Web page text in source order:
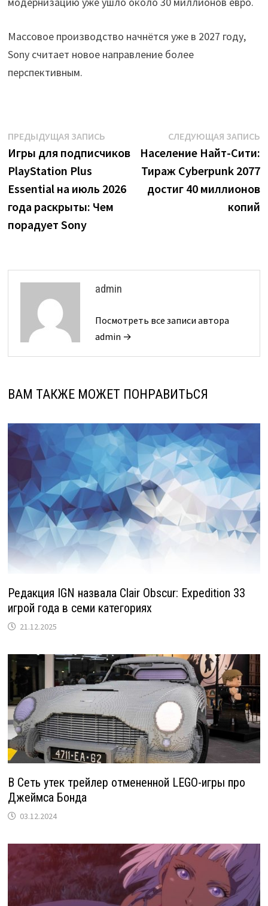
Массовое производство начнётся уже в 2027 году,
Sony считает новое направление более
перспективным.
Навигация
по
записям
ПРЕДЫДУЩАЯ ЗАПИСЬПредыдущая
запись:
Игры для подписчиков
PlayStation Plus
Essential на июль 2026
года раскрыты: Чем
порадует Sony
СЛЕДУЮЩАЯ ЗАПИСЬ
Население Найт-Сити:
Тираж Cyberpunk 2077
достиг 40 миллионов
копий
admin
Посмотреть все записи автора
admin →
ВАМ ТАКЖЕ МОЖЕТ ПОНРАВИТЬСЯ
Редакция IGN назвала Clair Obscur: Expedition 33
игрой года в семи категориях
21.12.2025
В Сеть утек трейлер отмененной LEGO-игры про
Джеймса Бонда
03.12.2024